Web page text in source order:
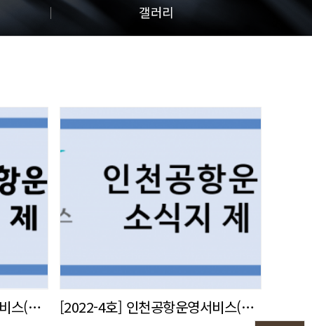
갤러리
[2022-5호] 인천공항운영서비스(주) 사내 소식지 발간 [2022-4호] 인천공항운영서비스(주) 사내 소식지 발간